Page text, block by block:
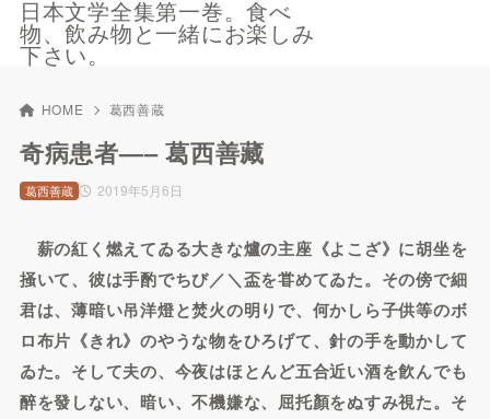
日本文学全集第一巻。食べ
物、飲み物と一緒にお楽しみ
下さい。
HOME 葛西善蔵
奇病患者—– 葛西善藏
2019年5月6日
葛西善蔵
薪の紅く燃えてゐる大きな爐の主座《よこざ》に胡坐を
掻いて、彼は手酌でちび／＼盃を甞めてゐた。その傍で細
君は、薄暗い吊洋燈と焚火の明りで、何かしら子供等のボ
ロ布片《きれ》のやうな物をひろげて、針の手を動かして
ゐた。そして夫の、今夜はほとんど五合近い酒を飮んでも
醉を發しない、暗い、不機嫌な、屈托顏をぬすみ視た。そ